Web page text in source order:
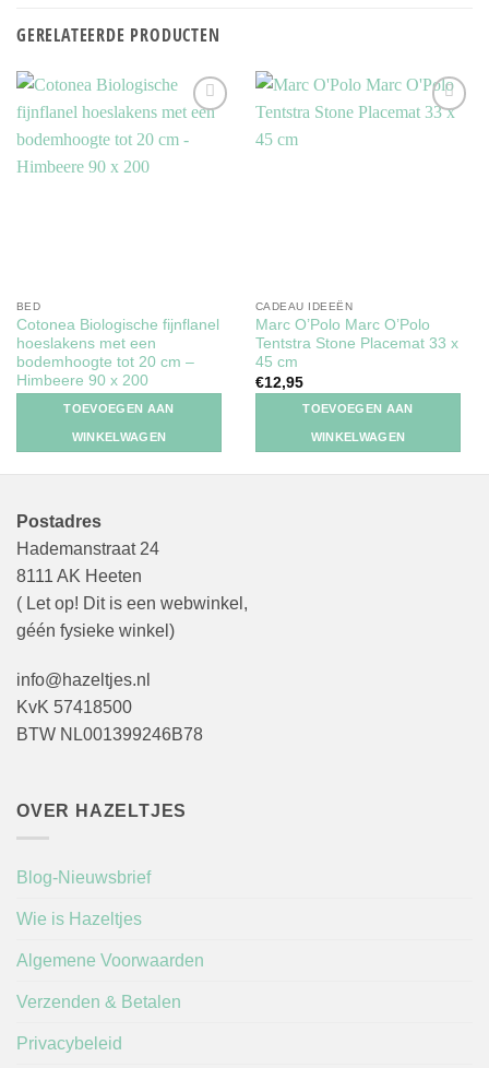
GERELATEERDE PRODUCTEN
aan
BED
Cotonea Biologische fijnflanel
hoeslakens met een
bodemhoogte tot 20 cm –
Himbeere 90 x 200
69,95TOEVOEGEN AAN
WINKELWAGEN
CADEAU IDEEËN
Marc O’Polo Marc O’Polo
Tentstra Stone Placemat 33 x
45 cm
€12,95
TOEVOEGEN AAN
WINKELWAGEN
Postadres
Hademanstraat 24
8111 AK Heeten
( Let op! Dit is een webwinkel,
géén fysieke winkel)
info@hazeltjes.nl
KvK 57418500
BTW NL001399246B78
OVER HAZELTJES
Blog-Nieuwsbrief
Wie is Hazeltjes
Algemene Voorwaarden
Verzenden & Betalen
Privacybeleid